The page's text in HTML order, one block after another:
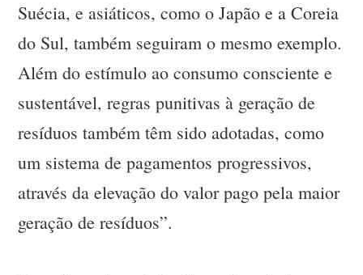
Suécia, e asiáticos, como o Japão e a Coreia
do Sul, também seguiram o mesmo exemplo.
Além do estímulo ao consumo consciente e
sustentável, regras punitivas à geração de
resíduos também têm sido adotadas, como
um sistema de pagamentos progressivos,
através da elevação do valor pago pela maior
geração de resíduos”.